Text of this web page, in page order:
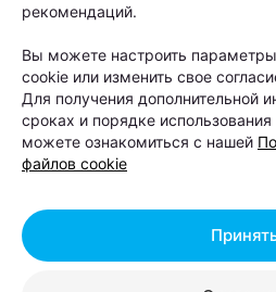
ГОСУДАРСТВЕННЫЕ ПРАЗДНИКИ
День белорусской
рекомендаций.
Вы можете настроить
cookie или изменить свое
Для получения дополнительной
сроках и порядке
можете ознакомиться с нашей
файлов cookie